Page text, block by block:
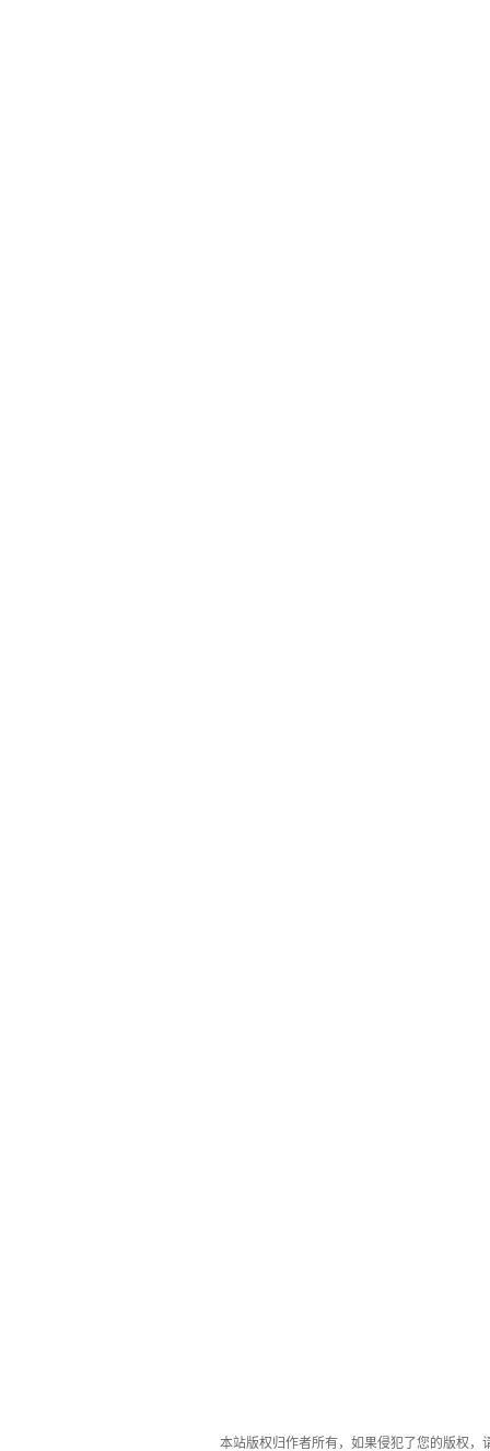
本站版权归作者所有，如果侵犯了您的版权